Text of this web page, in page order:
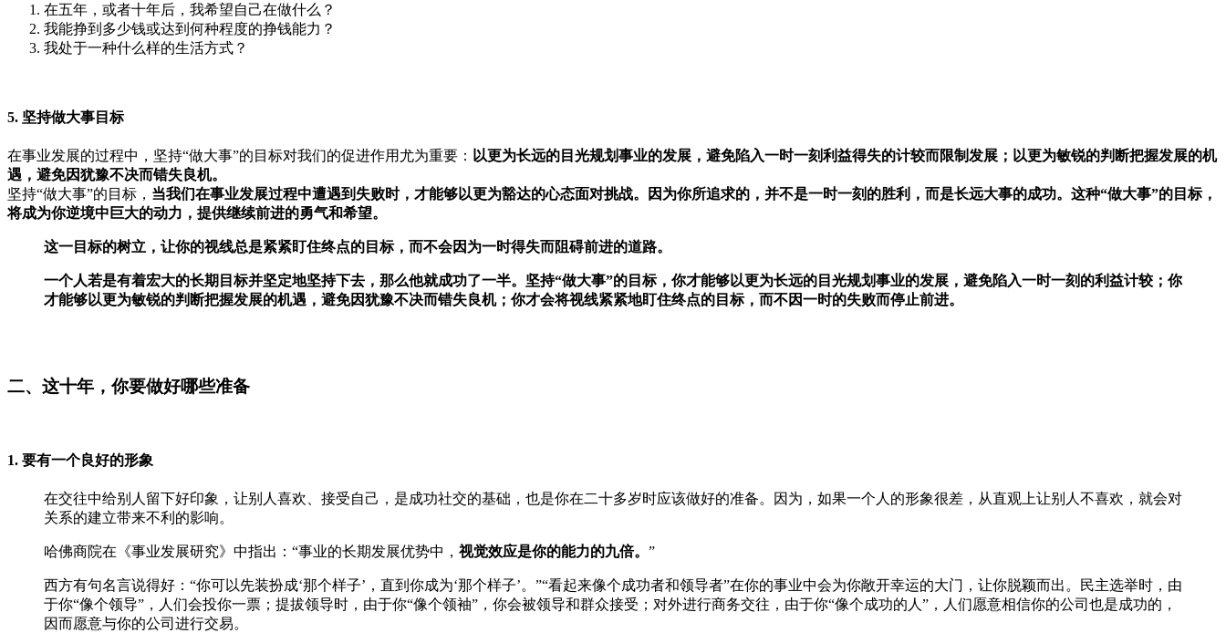
在五年，或者十年后，我希望自己在做什么？
我能挣到多少钱或达到何种程度的挣钱能力？
我处于一种什么样的生活方式？
5. 坚持做大事目标
在事业发展的过程中，坚持“做大事”的目标对我们的促进作用尤为重要： 以更为长远的目光规划事业的发展，避免陷入一时一刻利益得失的计较而限制发展；以更为敏锐的判断把握发展的机
遇，避免因犹豫不决而错失良机。
坚持“做大事”的目标， 当我们在事业发展过程中遭遇到失败时，才能够以更为豁达的心态面对挑战。因为你所追求的，并不是一时一刻的胜利，而是长远大事的成功。这种“做大事”的目标，
将成为你逆境中巨大的动力，提供继续前进的勇气和希望。
这一目标的树立，让你的视线总是紧紧盯住终点的目标，而不会因为一时得失而阻碍前进的道路。
一个人若是有着宏大的长期目标并坚定地坚持下去，那么他就成功了一半。坚持“做大事”的目标，你才能够以更为长远的目光规划事业的发展，避免陷入一时一刻的利益计较；你
才能够以更为敏锐的判断把握发展的机遇，避免因犹豫不决而错失良机；你才会将视线紧紧地盯住终点的目标，而不因一时的失败而停止前进。
二、这十年，你要做好哪些准备
1. 要有一个良好的形象
在交往中给别人留下好印象，让别人喜欢、接受自己，是成功社交的基础，也是你在二十多岁时应该做好的准备。因为，如果一个人的形象很差，从直观上让别人不喜欢，就会对
关系的建立带来不利的影响。
哈佛商院在《事业发展研究》中指出：“事业的长期发展优势中， 视觉效应是你的能力的九倍。 ”
西方有句名言说得好：“你可以先装扮成‘那个样子’，直到你成为‘那个样子’。”“看起来像个成功者和领导者”在你的事业中会为你敞开幸运的大门，让你脱颖而出。民主选举时，由
于你“像个领导”，人们会投你一票；提拔领导时，由于你“像个领袖”，你会被领导和群众接受；对外进行商务交往，由于你“像个成功的人”，人们愿意相信你的公司也是成功的，
因而愿意与你的公司进行交易。